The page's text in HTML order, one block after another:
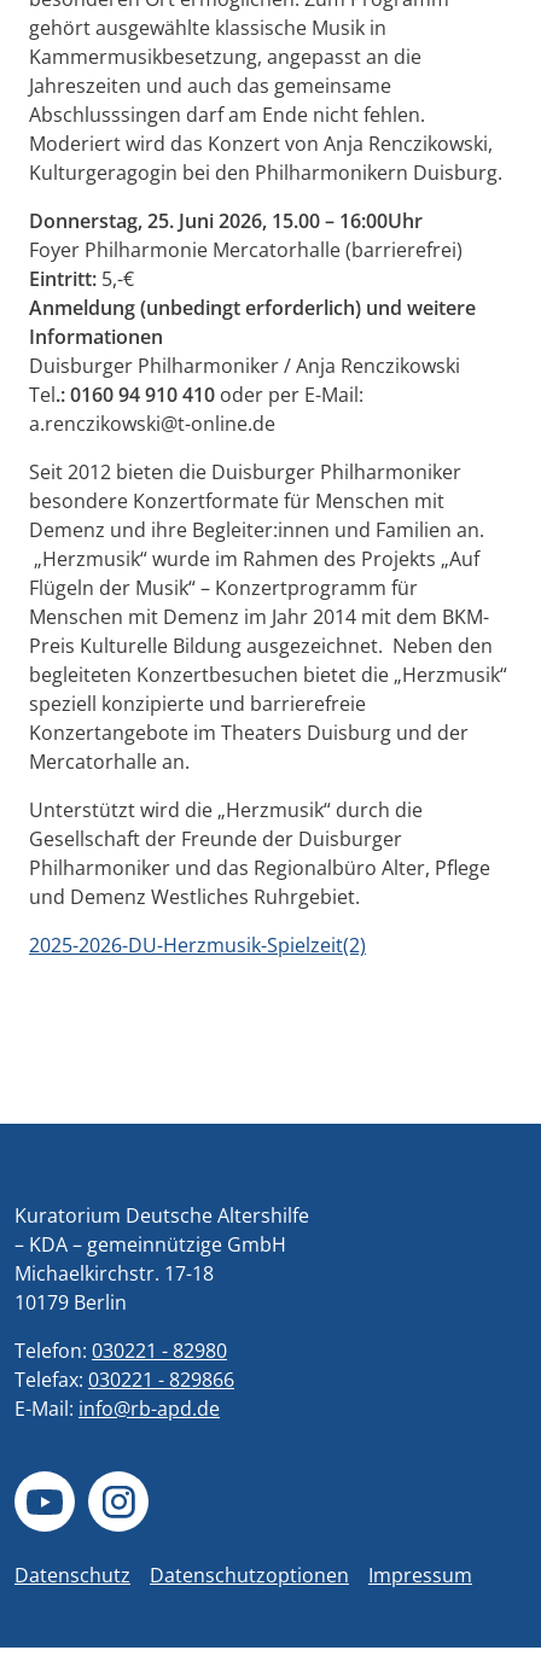
gehört ausgewählte klassische Musik in
Kammermusikbesetzung, angepasst an die
Jahreszeiten und auch das gemeinsame
Abschlusssingen darf am Ende nicht fehlen.
Moderiert wird das Konzert von Anja Renczikowski,
Kulturgeragogin bei den Philharmonikern Duisburg.
Donnerstag, 25. Juni 2026, 15.00 – 16:00Uhr
Foyer Philharmonie Mercatorhalle (barrierefrei)
Eintritt: 5,-€
Anmeldung (unbedingt erforderlich) und weitere
Informationen
Duisburger Philharmoniker / Anja Renczikowski
Tel.: 0160 94 910 410 oder per E-Mail:
a.renczikowski@t-online.de
Seit 2012 bieten die Duisburger Philharmoniker
besondere Konzertformate für Menschen mit
Demenz und ihre Begleiter:innen und Familien an.
„Herz­musik“ wurde im Rahmen des Projekts „Auf
Flügeln der Musik“ – Konzertprogramm für
Menschen mit Demenz im Jahr 2014 mit dem BKM-
Preis Kulturelle Bildung ausgezeichnet. Neben den
begleiteten Konzertbesuchen bietet die „Herzmusik“
speziell konzipierte und barrierefreie
Konzertangebote im Theaters Duisburg und der
Mercatorhalle an.
Unterstützt wird die „Herzmusik“ durch die
Gesellschaft der Freunde der Duisburger
Philharmoniker und das Regionalbüro Alter, Pflege
und Demenz Westliches Ruhrgebiet.
2025-2026-DU-Herzmusik-Spielzeit(2)
Kuratorium Deutsche Altershilfe
– KDA – gemeinnützige GmbH
Michaelkirchstr. 17-18
10179 Berlin
Telefon: 030221 - 82980
Telefax: 030221 - 829866
E-Mail: info@rb-apd.de
Datenschutz Datenschutzoptionen Impressum